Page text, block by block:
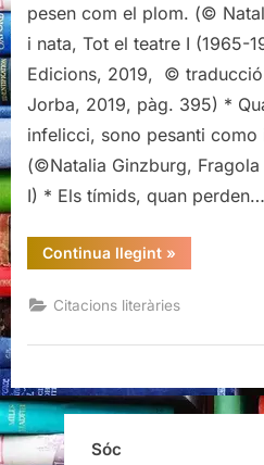
pesen com el plom. (©
i nata, Tot el teatre I (1965-
Edicions, 2019, ©
Jorba, 2019, pàg. 395) *
infelicci, sono pesanti
(©Natalia Ginzburg,
I) * Els tímids, quan perden…
Continua llegint“Citacions
de
i
nata",
Natalia
»
Citacions literàries
Sóc